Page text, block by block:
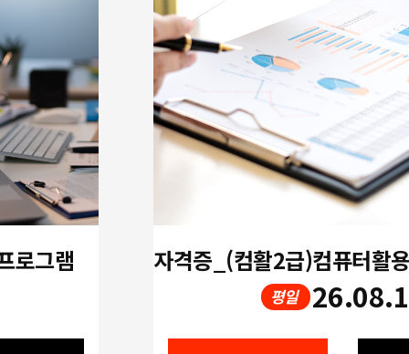
로그램
평일